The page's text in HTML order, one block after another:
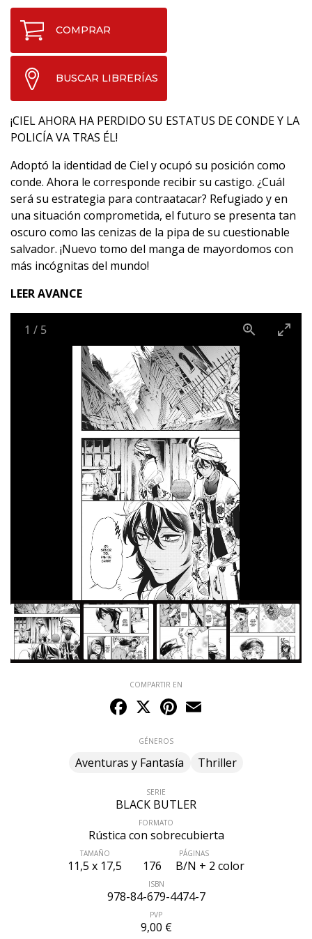
COMPRAR
BUSCAR LIBRERÍAS
¡CIEL AHORA HA PERDIDO SU ESTATUS DE CONDE Y LA
POLICÍA VA TRAS ÉL!
Adoptó la identidad de Ciel y ocupó su posición como
conde. Ahora le corresponde recibir su castigo. ¿Cuál
será su estrategia para contraatacar? Refugiado y en
una situación comprometida, el futuro se presenta tan
oscuro como las cenizas de la pipa de su cuestionable
salvador. ¡Nuevo tomo del manga de mayordomos con
más incógnitas del mundo!
LEER AVANCE
1 / 5
COMPARTIR EN
Facebook
X Pinterest
GÉNEROS
Aventuras y Fantasía Thriller
SERIE
BLACK BUTLER
FORMATO
Rústica con sobrecubierta
TAMAÑO
11,5 x 17,5
PÁGINAS
176 B/N + 2 color
ISBN
978-84-679-4474-7
PVP
9,00 €